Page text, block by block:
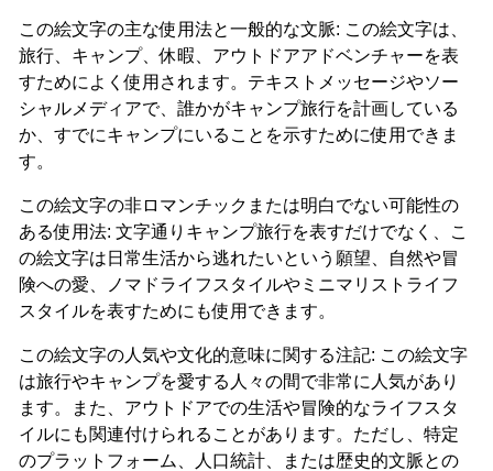
この絵文字の主な使用法と一般的な文脈: この絵文字は、
旅行、キャンプ、休暇、アウトドアアドベンチャーを表
すためによく使用されます。テキストメッセージやソー
シャルメディアで、誰かがキャンプ旅行を計画している
か、すでにキャンプにいることを示すために使用できま
す。
この絵文字の非ロマンチックまたは明白でない可能性の
ある使用法: 文字通りキャンプ旅行を表すだけでなく、こ
の絵文字は日常生活から逃れたいという願望、自然や冒
険への愛、ノマドライフスタイルやミニマリストライフ
スタイルを表すためにも使用できます。
この絵文字の人気や文化的意味に関する注記: この絵文字
は旅行やキャンプを愛する人々の間で非常に人気があり
ます。また、アウトドアでの生活や冒険的なライフスタ
イルにも関連付けられることがあります。ただし、特定
のプラットフォーム、人口統計、または歴史的文脈との